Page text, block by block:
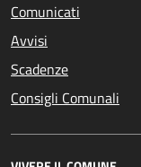
Comunicati
Avvisi
Scadenze
Consigli Comunali